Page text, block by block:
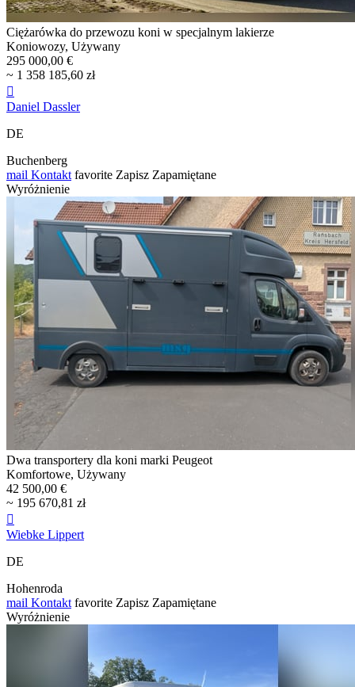
Ciężarówka do przewozu koni w specjalnym lakierze
Koniowozy, Używany
295 000,00 €
~ 1 358 185,60 zł

Daniel Dassler
DE
Buchenberg
mail Kontakt favorite Zapisz Zapamiętane
Wyróżnienie
Dwa transportery dla koni marki Peugeot
Komfortowe, Używany
42 500,00 €
~ 195 670,81 zł

Wiebke Lippert
DE
Hohenroda
mail Kontakt favorite Zapisz Zapamiętane
Wyróżnienie